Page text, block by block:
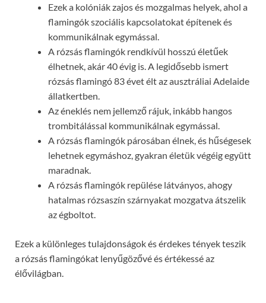
Ezek a kolóniák zajos és mozgalmas helyek, ahol a
flamingók szociális kapcsolatokat építenek és
kommunikálnak egymással.
A rózsás flamingók rendkívül hosszú életűek
élhetnek, akár 40 évig is. A legidősebb ismert
rózsás flamingó 83 évet élt az ausztráliai Adelaide
állatkertben.
Az éneklés nem jellemző rájuk, inkább hangos
trombitálással kommunikálnak egymással.
A rózsás flamingók párosában élnek, és hűségesek
lehetnek egymáshoz, gyakran életük végéig együtt
maradnak.
A rózsás flamingók repülése látványos, ahogy
hatalmas rózsaszín szárnyakat mozgatva átszelik
az égboltot.
Ezek a különleges tulajdonságok és érdekes tények teszik
a rózsás flamingókat lenyűgözővé és értékessé az
élővilágban.